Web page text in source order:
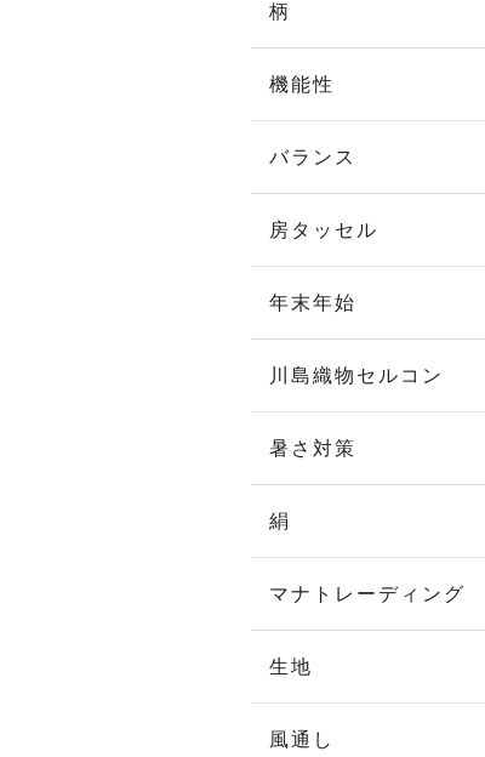
柄
機能性
バランス
房タッセル
年末年始
川島織物セルコン
暑さ対策
絹
マナトレーディング
生地
風通し